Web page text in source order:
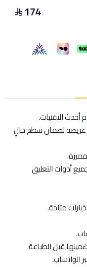
174
التقنيات.
عريضة لضمان سطح خالٍ
أدوات التعليق
متاحة.
قبل الطباعة.
الواتساب.